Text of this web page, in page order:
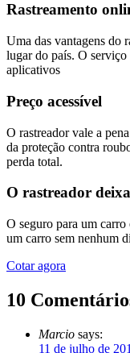
Rastreamento
Uma das vantagens do
lugar do país. O serviço
aplicativos
Preço acessível
O rastreador vale a
da proteção contra
perda total.
O rastreador
O seguro para um carro
um carro sem nenhum
Cotar agora
10
Marcio says:
11 de julho de